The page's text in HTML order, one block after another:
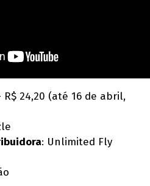
R$ 24,20 (até 16 de abril,
: Unlimited Fly